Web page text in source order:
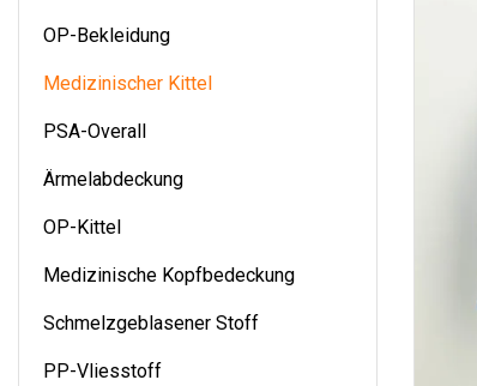
OP-Bekleidung
Medizinischer Kittel
PSA-Overall
Ärmelabdeckung
OP-Kittel
Medizinische Kopfbedeckung
Schmelzgeblasener Stoff
PP-Vliesstoff